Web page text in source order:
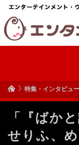
特集・インタビュー
「『ばか
せりふ、